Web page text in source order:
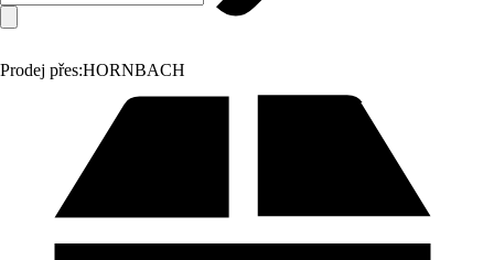
Prodej přes:HORNBACH